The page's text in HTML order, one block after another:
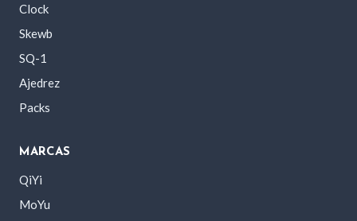
Clock
Skewb
SQ-1
Ajedrez
Packs
MARCAS
QiYi
MoYu